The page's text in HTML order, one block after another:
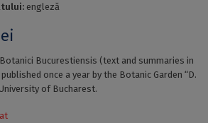
engleză
Bucurestiensis (text and summaries in
once a year by the Botanic Garden “D.
of Bucharest.